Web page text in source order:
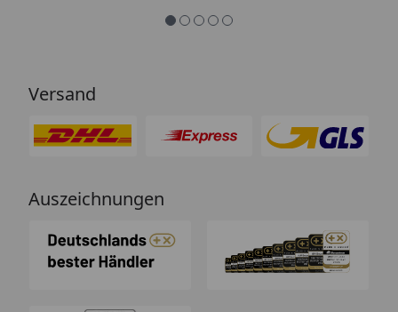
Versand
Auszeichnungen